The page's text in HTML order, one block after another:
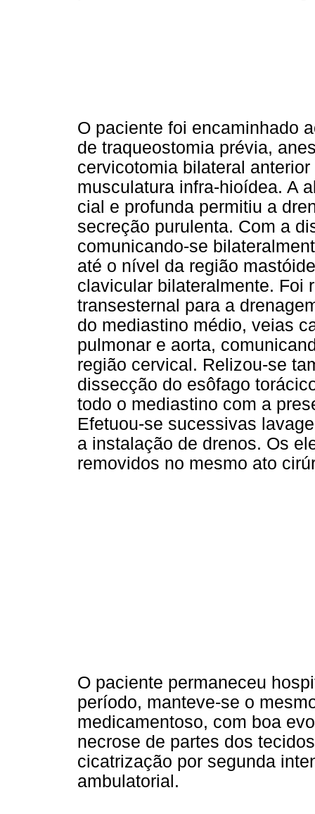
O paciente foi encaminhado
de traqueostomia prévia,
cervicotomia bilateral
musculatura infra-hioídea. A
cial e profunda permitiu a
secreção purulenta. Com a
comunicando-se
até o nível da região
clavicular bilateralmente. Foi
transesternal para a
do mediastino médio, veias
pulmonar e aorta,
região cervical. Relizou-se
dissecção do esôfago
todo o mediastino com a
Efetuou-se sucessivas
a instalação de drenos. Os
removidos no mesmo ato
O paciente permaneceu
período, manteve-se o
medicamentoso, com boa
necrose de partes dos
cicatrização por segunda
ambulatorial.